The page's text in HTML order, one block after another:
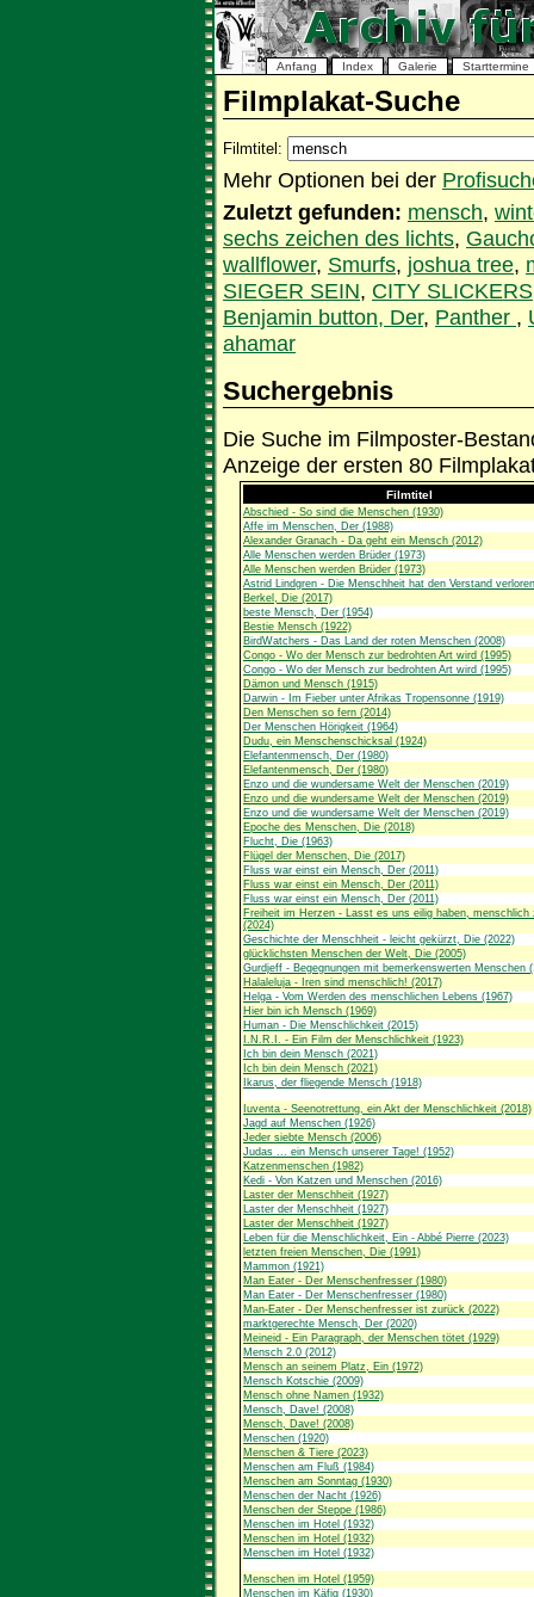
Anfang Index Galerie Starttermine
Filmplakat-Suche
Filmtitel:
Mehr Optionen bei der
Zuletzt gefunden: mensch,
sechs zeichen des lichts,
wallflower, Smurfs, joshua tree,
SIEGER SEIN, CITY SLICKERS
Benjamin button, Der, Panther ,
ahamar
Suchergebnis
Die Suche im Filmposter-
Anzeige der ersten 80
Filmtitel
Abschied - So sind die Menschen (1930)
Affe im Menschen, Der (1988)
Alexander Granach - Da geht ein Mensch (2012)
Alle Menschen werden Brüder (1973)
Alle Menschen werden Brüder (1973)
Astrid Lindgren - Die Menschheit hat den Verstand
Berkel, Die (2017)
beste Mensch, Der (1954)
Bestie Mensch (1922)
BirdWatchers - Das Land der roten Menschen (2008)
Congo - Wo der Mensch zur bedrohten Art wird (1995)
Congo - Wo der Mensch zur bedrohten Art wird (1995)
Dämon und Mensch (1915)
Darwin - Im Fieber unter Afrikas Tropensonne (1919)
Den Menschen so fern (2014)
Der Menschen Hörigkeit (1964)
Dudu, ein Menschenschicksal (1924)
Elefantenmensch, Der (1980)
Elefantenmensch, Der (1980)
Enzo und die wundersame Welt der Menschen (2019)
Enzo und die wundersame Welt der Menschen (2019)
Enzo und die wundersame Welt der Menschen (2019)
Epoche des Menschen, Die (2018)
Flucht, Die (1963)
Flügel der Menschen, Die (2017)
Fluss war einst ein Mensch, Der (2011)
Fluss war einst ein Mensch, Der (2011)
Fluss war einst ein Mensch, Der (2011)
Freiheit im Herzen - Lasst es uns eilig haben, menschlich
(2024)
Geschichte der Menschheit - leicht gekürzt, Die (2022)
glücklichsten Menschen der Welt, Die (2005)
Gurdjeff - Begegnungen mit bemerkenswerten Menschen
Halaleluja - Iren sind menschlich! (2017)
Helga - Vom Werden des menschlichen Lebens (1967)
Hier bin ich Mensch (1969)
Human - Die Menschlichkeit (2015)
I.N.R.I. - Ein Film der Menschlichkeit (1923)
Ich bin dein Mensch (2021)
Ich bin dein Mensch (2021)
Ikarus, der fliegende Mensch (1918)
Iuventa - Seenotrettung, ein Akt der Menschlichkeit (2018)
Jagd auf Menschen (1926)
Jeder siebte Mensch (2006)
Judas ... ein Mensch unserer Tage! (1952)
Katzenmenschen (1982)
Kedi - Von Katzen und Menschen (2016)
Laster der Menschheit (1927)
Laster der Menschheit (1927)
Laster der Menschheit (1927)
Leben für die Menschlichkeit, Ein - Abbé Pierre (2023)
letzten freien Menschen, Die (1991)
Mammon (1921)
Man Eater - Der Menschenfresser (1980)
Man Eater - Der Menschenfresser (1980)
Man-Eater - Der Menschenfresser ist zurück (2022)
marktgerechte Mensch, Der (2020)
Meineid - Ein Paragraph, der Menschen tötet (1929)
Mensch 2.0 (2012)
Mensch an seinem Platz, Ein (1972)
Mensch Kotschie (2009)
Mensch ohne Namen (1932)
Mensch, Dave! (2008)
Mensch, Dave! (2008)
Menschen (1920)
Menschen & Tiere (2023)
Menschen am Fluß (1984)
Menschen am Sonntag (1930)
Menschen der Nacht (1926)
Menschen der Steppe (1986)
Menschen im Hotel (1932)
Menschen im Hotel (1932)
Menschen im Hotel (1932)
Menschen im Hotel (1959)
Menschen im Käfig (1930)